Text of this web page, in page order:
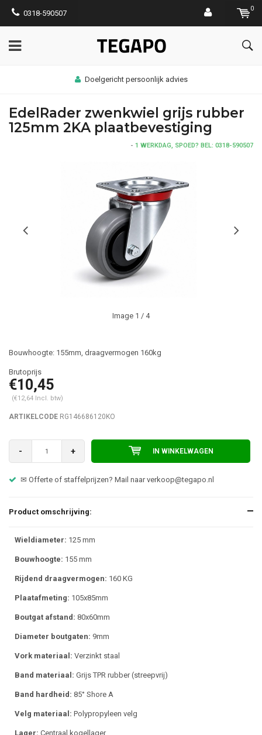
0318-590507
0
Doelgericht persoonlijk advies
EdelRader zwenkwiel grijs rubber
125mm 2KA plaatbevestiging
- 1 WERKDAG, SPOED? BEL: 0318-590507
Image 1 / 4
Bouwhoogte: 155mm, draagvermogen 160kg
€10,45
(€12,64 Incl. btw)
ARTIKELCODE RG146686120KO
- + IN WINKELWAGEN
✉ Offerte of staffelprijzen? Mail naarverkoop@tegapo.nl
Product omschrijving:
Wieldiameter: 125 mm
Bouwhoogte: 155 mm
Rijdend draagvermogen: 160 KG
Plaatafmeting: 105x85mm
Boutgat afstand: 80x60mm
Diameter boutgaten: 9mm
Vork materiaal: Verzinkt staal
Band materiaal: Grijs TPR rubber (streepvrij)
Band hardheid: 85° Shore A
Velg materiaal: Polypropyleen velg
Lager: Centraal kogellager